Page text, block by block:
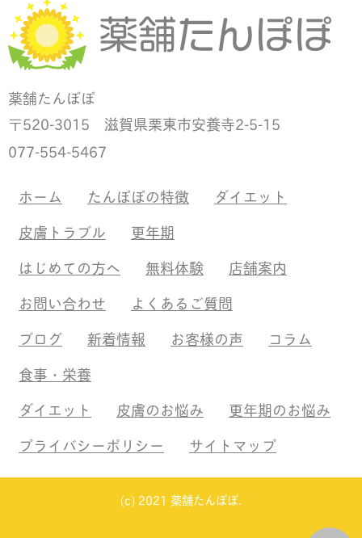
薬舗たんぽぽ
〒520-3015 滋賀県栗東市安養寺2-5-15
077-554-5467
ホーム
たんぽぽの特徴
ダイエット
皮膚トラブル
更年期
はじめての方へ
無料体験
店舗案内
お問い合わせ
よくあるご質問
ブログ
新着情報 お客様の声
コラム
食事・栄養
ダイエット
皮膚のお悩み
更年期のお悩み
プライバシーポリシー
サイトマップ
(c) 2021 薬舗たんぽぽ.